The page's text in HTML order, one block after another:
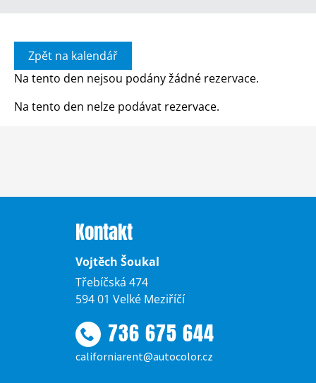
Zpět na kalendář
Na tento den nejsou podány žádné rezervace.
Na tento den nelze podávat rezervace.
Kontakt
Vojtěch Šoukal
Třebíčská 474
594 01 Velké Meziříčí
736 675 644
californiarent@autocolor.cz